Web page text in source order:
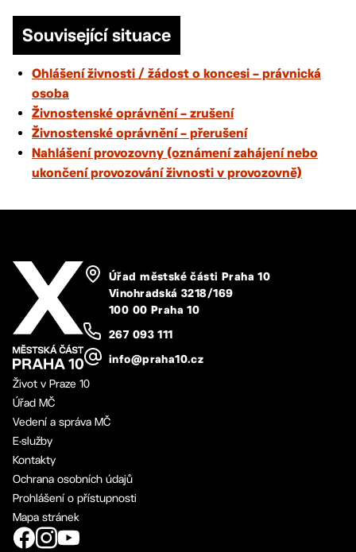
Související situace
Ohlášení živnosti / žádost o koncesi – právnická
osoba
Živnostenské oprávnění – zrušení
Živnostenské oprávnění – přerušení
Nahlášení provozovny (oznámení zahájení nebo
ukončení provozování živnosti v provozovně)
Úřad městské části Praha 10
Vinohradská 3218/169
100 00 Praha 10
267 093 111
info@praha10.cz
Život v Praze 10
Úřad MČ
Vedení a správa MČ
E-služby
Kontakty
Ochrana osobních údajů
Prohlášení o přístupnosti
Mapa stránek